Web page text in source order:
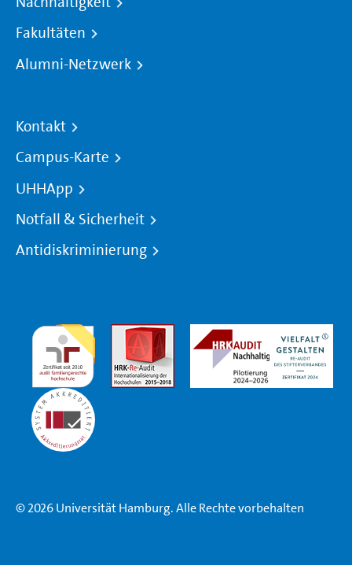
Fakultäten
Alumni-Netzwerk
Kontakt
Campus-Karte
UHHApp
Notfall & Sicherheit
Antidiskriminierung
© 2026 Universität Hamburg. Alle Rechte vorbehalten